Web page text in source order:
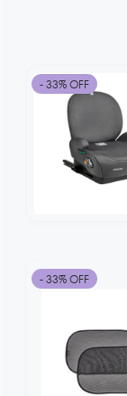
- 33% OFF
- 33% OFF